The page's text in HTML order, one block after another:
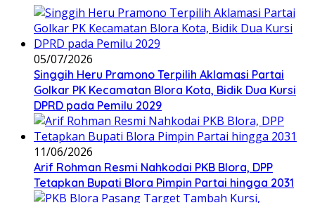
05/07/2026
Singgih Heru Pramono Terpilih Aklamasi Partai
Golkar PK Kecamatan Blora Kota, Bidik Dua Kursi
DPRD pada Pemilu 2029
11/06/2026
Arif Rohman Resmi Nahkodai PKB Blora, DPP
Tetapkan Bupati Blora Pimpin Partai hingga 2031